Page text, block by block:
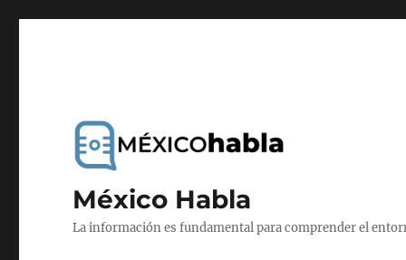
México Habla
La información es fundamental para comprender el